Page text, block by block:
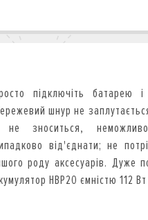
підключіть батарею
шнур не
не зноситься,
від'єднати; не
роду аксесуарів. Дуже
HBP20 ємністю 112